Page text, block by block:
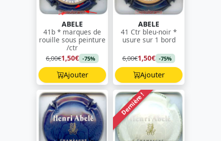
ABELE
41b * marques de
rouille sous peinture
/ctr
6,00€1,50€ -75%
Ajouter
ABELE
41 Ctr bleu-noir *
usure sur 1 bord
6,00€1,50€ -75%
Ajouter
Dernière !